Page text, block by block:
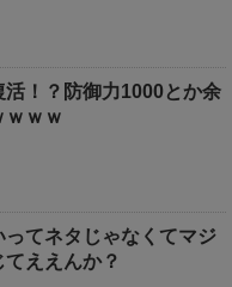
活！？防御力1000とか余
ｗｗ
ってネタじゃなくてマジ
ええんか？